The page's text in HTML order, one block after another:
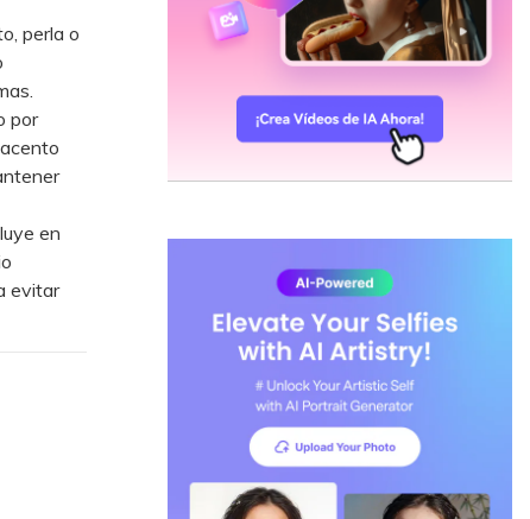
perla o
por
en
evitar